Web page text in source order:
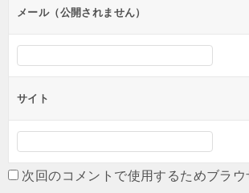
ンメール（公開されません）
サイト
次回のコメントで使用するためブラ